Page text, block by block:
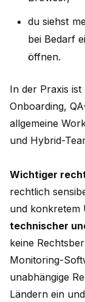
du siehst
bei Bedarf
öffnen.
In der Praxis
Onboarding,
allgemeine
und Hybrid-
Wichtiger
rechtlich
und konkretem
technischer
keine
Monitoring-
unabhängige
Ländern ein